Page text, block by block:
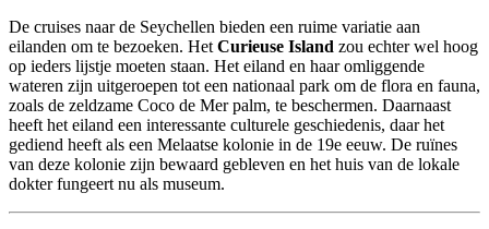
De cruises naar de Seychellen bieden een ruime variatie aan
eilanden om te bezoeken. Het Curieuse Island zou echter wel hoog
op ieders lijstje moeten staan. Het eiland en haar omliggende
wateren zijn uitgeroepen tot een nationaal park om de flora en fauna,
zoals de zeldzame Coco de Mer palm, te beschermen. Daarnaast
heeft het eiland een interessante culturele geschiedenis, daar het
gediend heeft als een Melaatse kolonie in de 19e eeuw. De ruïnes
van deze kolonie zijn bewaard gebleven en het huis van de lokale
dokter fungeert nu als museum.